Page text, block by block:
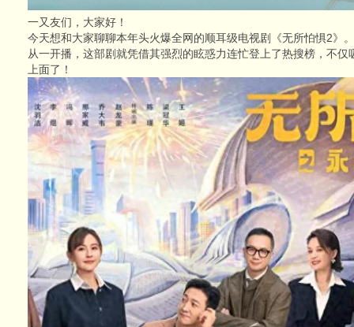
一又友们，大家好！
今天想和大家聊聊本年头火爆全网的顺耳级电视剧《无所怕惧2》。
从一开播，这部剧就凭借其强烈的眩惑力连忙登上了热搜榜，不仅
上面了！